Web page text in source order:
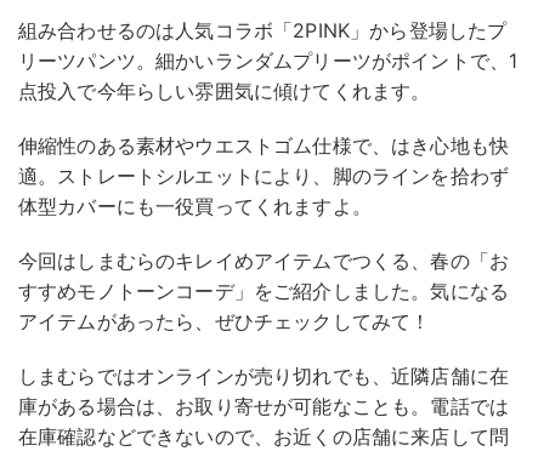
組み合わせるのは人気コラボ「2PINK」から登場したプ
リーツパンツ。細かいランダムプリーツがポイントで、1
点投入で今年らしい雰囲気に傾けてくれます。
伸縮性のある素材やウエストゴム仕様で、はき心地も快
適。ストレートシルエットにより、脚のラインを拾わず
体型カバーにも一役買ってくれますよ。
今回はしまむらのキレイめアイテムでつくる、春の「お
すすめモノトーンコーデ」をご紹介しました。気になる
アイテムがあったら、ぜひチェックしてみて！
しまむらではオンラインが売り切れでも、近隣店舗に在
庫がある場合は、お取り寄せが可能なことも。電話では
在庫確認などできないので、お近くの店舗に来店して問